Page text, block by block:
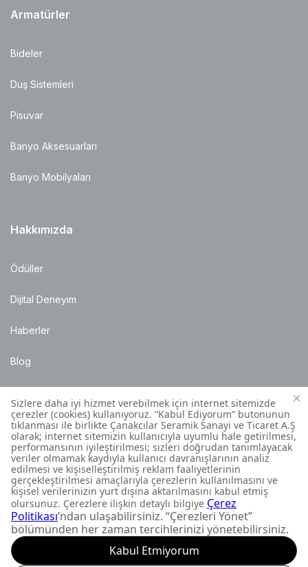
Armatürler
Bideler
Duş Sistemleri
Pisuvar
Banyo Aksesuarları
Banyo Mobilyaları
Hakkımızda
Ödüller
Dijital Deneyim
Haberler
Blog
Satış Noktaları
Montaj Bilgileri
Müşteri İletişim Merkezi